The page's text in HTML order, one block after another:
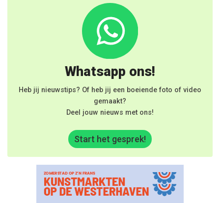
Whatsapp ons!
Heb jij nieuwstips? Of heb jij een boeiende foto of video
gemaakt?
Deel jouw nieuws met ons!
Start het gesprek!